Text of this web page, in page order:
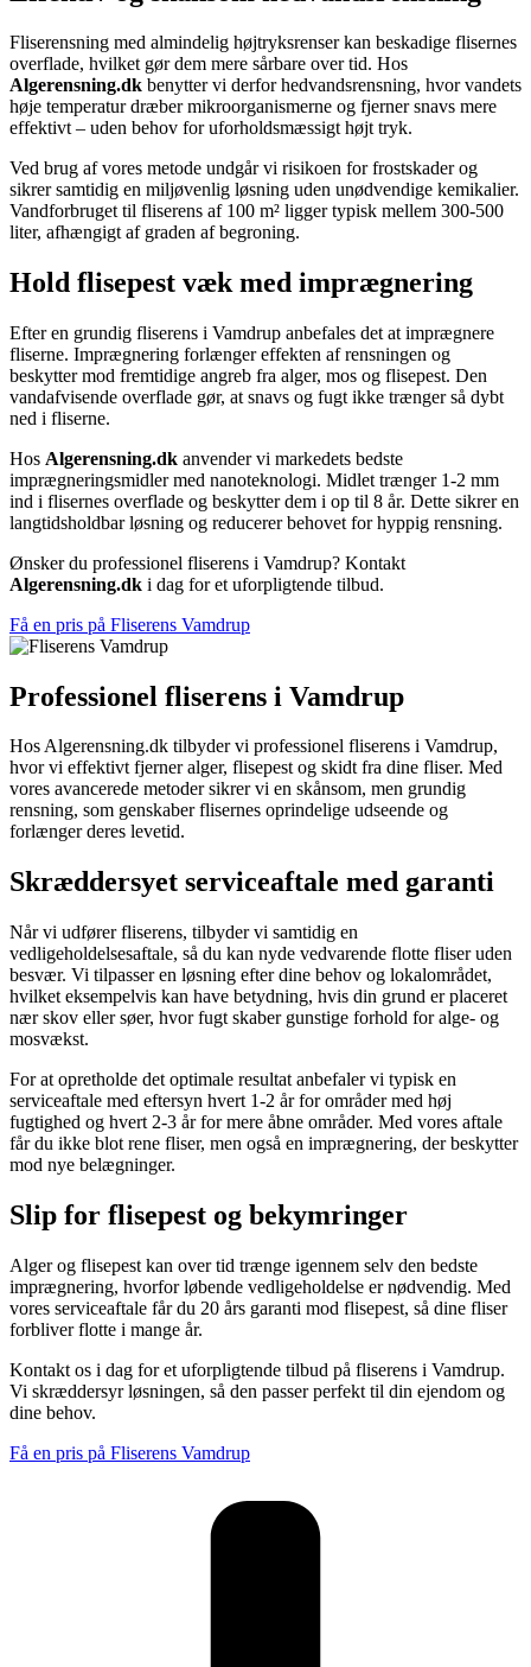
Fliserensning med almindelig højtryksrenser kan beskadige flisernes
overflade, hvilket gør dem mere sårbare over tid. Hos
Algerensning.dk benytter vi derfor hedvandsrensning, hvor vandets
høje temperatur dræber mikroorganismerne og fjerner snavs mere
effektivt – uden behov for uforholdsmæssigt højt tryk.
Ved brug af vores metode undgår vi risikoen for frostskader og
sikrer samtidig en miljøvenlig løsning uden unødvendige kemikalier.
Vandforbruget til fliserens af 100 m² ligger typisk mellem 300-500
liter, afhængigt af graden af begroning.
Hold flisepest væk med imprægnering
Efter en grundig fliserens i Vamdrup anbefales det at imprægnere
fliserne. Imprægnering forlænger effekten af rensningen og
beskytter mod fremtidige angreb fra alger, mos og flisepest. Den
vandafvisende overflade gør, at snavs og fugt ikke trænger så dybt
ned i fliserne.
Hos Algerensning.dk anvender vi markedets bedste
imprægneringsmidler med nanoteknologi. Midlet trænger 1-2 mm
ind i flisernes overflade og beskytter dem i op til 8 år. Dette sikrer en
langtidsholdbar løsning og reducerer behovet for hyppig rensning.
Ønsker du professionel fliserens i Vamdrup? Kontakt
Algerensning.dk i dag for et uforpligtende tilbud.
Få en pris på Fliserens Vamdrup
Professionel fliserens i Vamdrup
Hos Algerensning.dk tilbyder vi professionel fliserens i Vamdrup,
hvor vi effektivt fjerner alger, flisepest og skidt fra dine fliser. Med
vores avancerede metoder sikrer vi en skånsom, men grundig
rensning, som genskaber flisernes oprindelige udseende og
forlænger deres levetid.
Skræddersyet serviceaftale med garanti
Når vi udfører fliserens, tilbyder vi samtidig en
vedligeholdelsesaftale, så du kan nyde vedvarende flotte fliser uden
besvær. Vi tilpasser en løsning efter dine behov og lokalområdet,
hvilket eksempelvis kan have betydning, hvis din grund er placeret
nær skov eller søer, hvor fugt skaber gunstige forhold for alge- og
mosvækst.
For at opretholde det optimale resultat anbefaler vi typisk en
serviceaftale med eftersyn hvert 1-2 år for områder med høj
fugtighed og hvert 2-3 år for mere åbne områder. Med vores aftale
får du ikke blot rene fliser, men også en imprægnering, der beskytter
mod nye belægninger.
Slip for flisepest og bekymringer
Alger og flisepest kan over tid trænge igennem selv den bedste
imprægnering, hvorfor løbende vedligeholdelse er nødvendig. Med
vores serviceaftale får du 20 års garanti mod flisepest, så dine fliser
forbliver flotte i mange år.
Kontakt os i dag for et uforpligtende tilbud på fliserens i Vamdrup.
Vi skræddersyr løsningen, så den passer perfekt til din ejendom og
dine behov.
Få en pris på Fliserens Vamdrup